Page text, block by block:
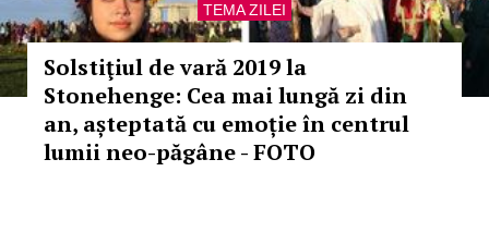
TEMA ZILEI
Solstiţiul de vară 2019 la
Stonehenge: Cea mai lungă zi din
an, așteptată cu emoție în centrul
lumii neo-păgâne - FOTO